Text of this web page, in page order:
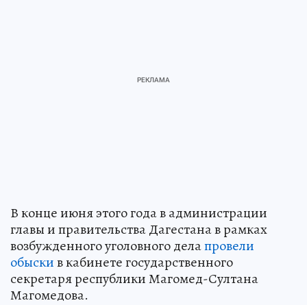
В конце июня этого года в администрации
главы и правительства Дагестана в рамках
возбужденного уголовного делапровели
обыскив кабинете государственного
секретаря республики Магомед-Султана
Магомедова.